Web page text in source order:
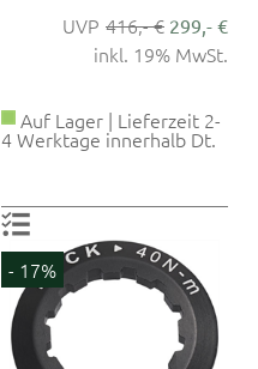
416,- € 299,- €
inkl. 19% MwSt.
Auf Lager | Lieferzeit 2-
4 Werktage innerhalb Dt.
- 17%